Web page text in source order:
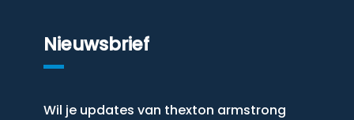
Nieuwsbrief
Wil je updates van thexton armstrong